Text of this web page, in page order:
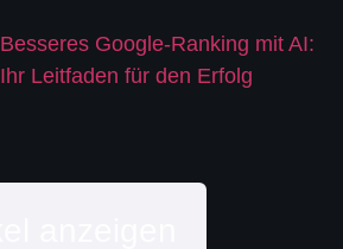
Besseres Google-Ranking mit AI:
Ihr Leitfaden für den Erfolg